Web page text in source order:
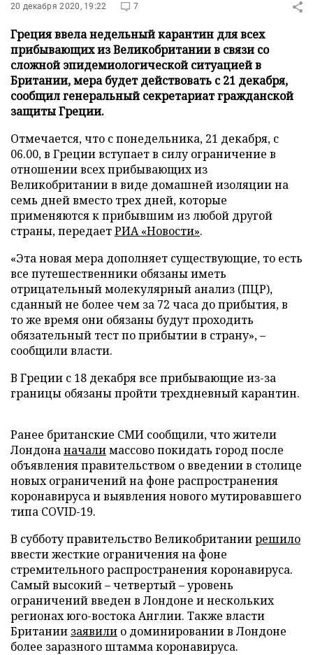
20 декабря 2020, 19:22 7
Греция ввела недельный карантин для всех
прибывающих из Великобритании в связи со
сложной эпидемиологической ситуацией в
Британии, мера будет действовать с 21 декабря,
сообщил генеральный секретариат гражданской
защиты Греции.
Отмечается, что с понедельника, 21 декабря, с
06.00, в Греции вступает в силу ограничение в
отношении всех прибывающих из
Великобритании в виде домашней изоляции на
семь дней вместо трех дней, которые
применяются к прибывшим из любой другой
страны, передаетРИА «Новости».
«Эта новая мера дополняет существующие, то есть
все путешественники обязаны иметь
отрицательный молекулярный анализ (ПЦР),
сданный не более чем за 72 часа до прибытия, в
то же время они обязаны будут проходить
обязательный тест по прибытии в страну», –
сообщили власти.
В Греции с 18 декабря все прибывающие из-за
границы обязаны пройти трехдневный карантин.
Ранее британские СМИ сообщили, что жители
Лондонаначалимассово покидать город после
объявления правительством о введении в столице
новых ограничений на фоне распространения
коронавируса и выявления нового мутировавшего
типа COVID-19.
В субботу правительство Великобританиирешило
ввести жесткие ограничения на фоне
стремительного распространения коронавируса.
Самый высокий – четвертый – уровень
ограничений введен в Лондоне и нескольких
регионах юго-востока Англии. Также власти
Британии заявили о доминировании в Лондоне
более заразного штамма коронавируса.